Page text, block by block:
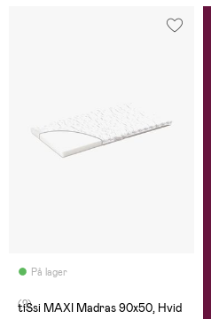
På lager
(2)
tiSsi MAXI Madras 90x50, Hvid